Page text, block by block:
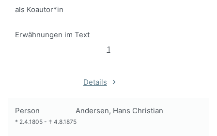
als Koautor*in
Erwähnungen im Text
1
Details
Person Andersen, Hans Christian
* 2.4.1805 - † 4.8.1875